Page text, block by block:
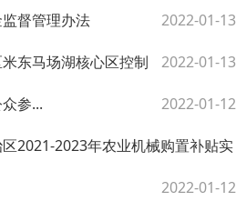
2022-01-13
督管理办法
2022-01-13
东马场湖核心区控制
参... 2022-01-12
2021-2023年农业机械购置补贴实
2022-01-12